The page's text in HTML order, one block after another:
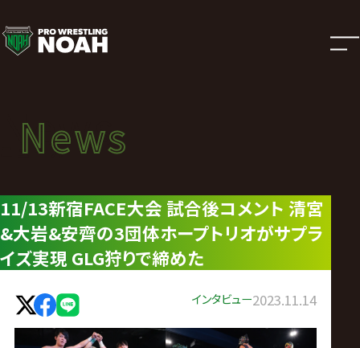
ニ
ュ
ー
ス
|
プ
ロ
レ
News
ニュース
News
11/13新宿FACE大会 試合後コメント 清宮
&大岩&安齊の3団体ホープトリオがサプラ
イズ実現 GLG狩りで締めた
インタビュー2023.11.14